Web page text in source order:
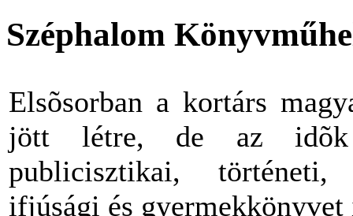
Széphalom
Elsõsorban a kortárs
jött létre, de az idõk
publicisztikai, történeti,
ifjúsági és